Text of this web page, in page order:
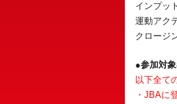
インプッ
運動アク
クロージ
●参加対
以下全て
・JBAに